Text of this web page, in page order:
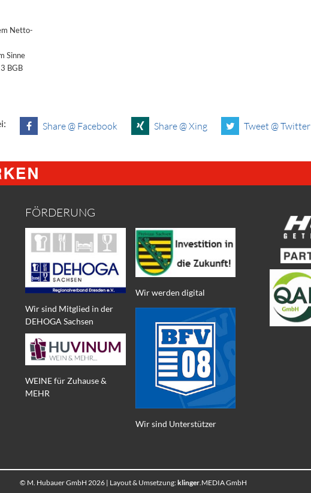
Netto-
Sinne
BGB
Share @ Facebook Share @ Xing Tweet @ Twitter
FÖRDERUNG
Wir sind Mitglied in der
DEHOGA Sachsen
WEINE für Zuhause &
MEHR
Wir werden digital
Wir sind Unterstützer
© M. Hubauer GmbH 2026 | Layout & Umsetzung:klinger.MEDIA GmbH